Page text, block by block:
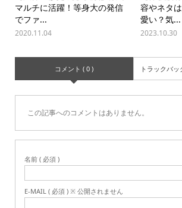
マルチに活躍！等身大の発信
でファ...
2020.11.04
容やネタ
愛い？気...
2023.10.30
コメント ( 0 ) トラックバッ
この記事へのコメントはありません。
名前 ( 必須 )
E-MAIL ( 必須 ) ※ 公開されません